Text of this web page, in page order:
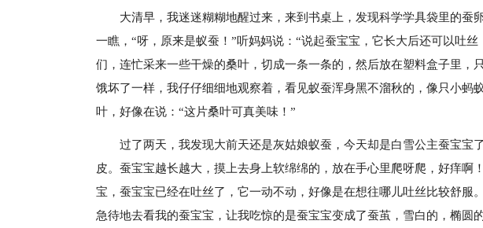
大清早，我迷迷糊糊地醒过来，来到书桌上，发现科学学具袋里的蚕
一瞧，“呀，原来是蚁蚕！”听妈妈说：“说起蚕宝宝，它长大后还可以吐
们，连忙采来一些干燥的桑叶，切成一条一条的，然后放在塑料盒子里，
饿坏了一样，我仔仔细细地观察着，看见蚁蚕浑身黑不溜秋的，像只小蚂
叶，好像在说：“这片桑叶可真美味！”
过了两天，我发现大前天还是灰姑娘蚁蚕，今天却是白雪公主蚕宝宝
皮。蚕宝宝越长越大，摸上去身上软绵绵的，放在手心里爬呀爬，好痒啊
宝，蚕宝宝已经在吐丝了，它一动不动，好像是在想往哪儿吐丝比较舒服
急待地去看我的蚕宝宝，让我吃惊的是蚕宝宝变成了蚕茧，雪白的，椭圆